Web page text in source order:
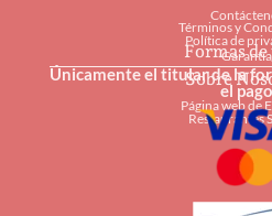
Términos y
Política de
Garantía
Sobre
Página web de
Restaurantes
Formas de
Únicamente el titular de la
el pago